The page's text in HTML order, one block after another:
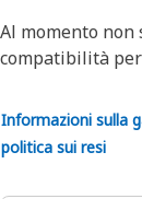
Al momento
compatibilità
Informazioni sulla
politica sui resi